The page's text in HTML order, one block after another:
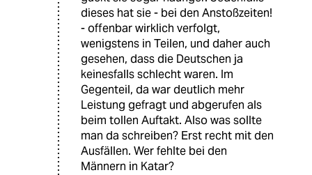
dieses hat sie - bei den Anstoßzeiten!
- offenbar wirklich verfolgt,
wenigstens in Teilen, und daher auch
gesehen, dass die Deutschen ja
keinesfalls schlecht waren. Im
Gegenteil, da war deutlich mehr
Leistung gefragt und abgerufen als
beim tollen Auftakt. Also was sollte
man da schreiben? Erst recht mit den
Ausfällen. Wer fehlte bei den
Männern in Katar?